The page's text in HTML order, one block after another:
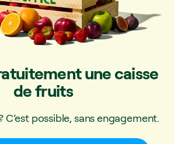
une caisse
de fruits
C’est possible, sans engagement.